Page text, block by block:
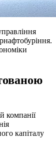
компанії
капіталу